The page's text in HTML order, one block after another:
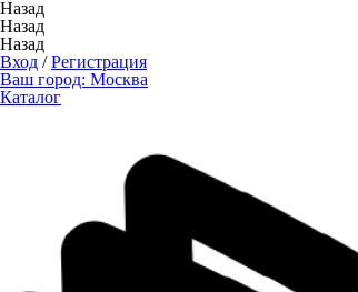
Назад
Назад
Назад
Вход /Регистрация
Ваш город: Москва
Каталог